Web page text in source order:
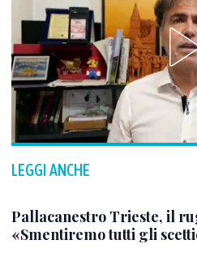
LEGGI ANCHE
Pallacanestro Trieste, il
«Smentiremo tutti gli